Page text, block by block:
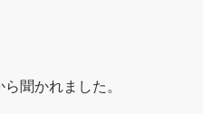
聞かれました。